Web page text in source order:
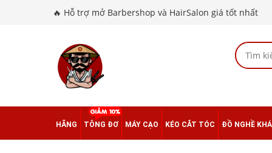
🔥 Hỗ trợ mở Barbershop và HairSalon giá tốt nhất
HÃNG TÔNG ĐƠ MÁY CẠO KÉO CẮT TÓC ĐỒ NGHỀ